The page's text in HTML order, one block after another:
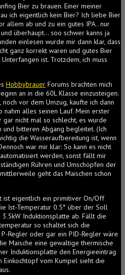
Bier zu brauen. Einer meiner
ich eigentlich kein Bier? Ich liebe Bier
allem ab und zu ein gutes IPA.. nur
überhaupt… soo schwer kanns ja
einlesen wurde mir dann klar, dass
ganz korrekt waren und gutes Bier
ist. Trotzdem, ich muss
Hobbybrauer Forums brachten mich
an in die 60L Klasse einzusteigen.
vor dem Umzug, kaufte ich dann
nahm alles seinen Lauf. Mein erster
nicht mal so schlecht, es wurde
bitteren Abgang begleitet. (Ich
die Wasseraufbereitung ist, wenn
war mir klar: So kann es nicht
werden, sonst fällt mir
Rühren und Umschöpfen der
geht das Maischen schon
ist eigentlich ein primitiver On/Off
Ist-Temperatur 0.5° über der Soll
Induktionsplatte ab. Fällt die
so schaltet sich die
Regler oder gar ein PID-Regler wäre
Maische eine gewaltige thermische
Induktionsplatte den Energieeintrag
Einkochtopf vom Kumpel sieht die